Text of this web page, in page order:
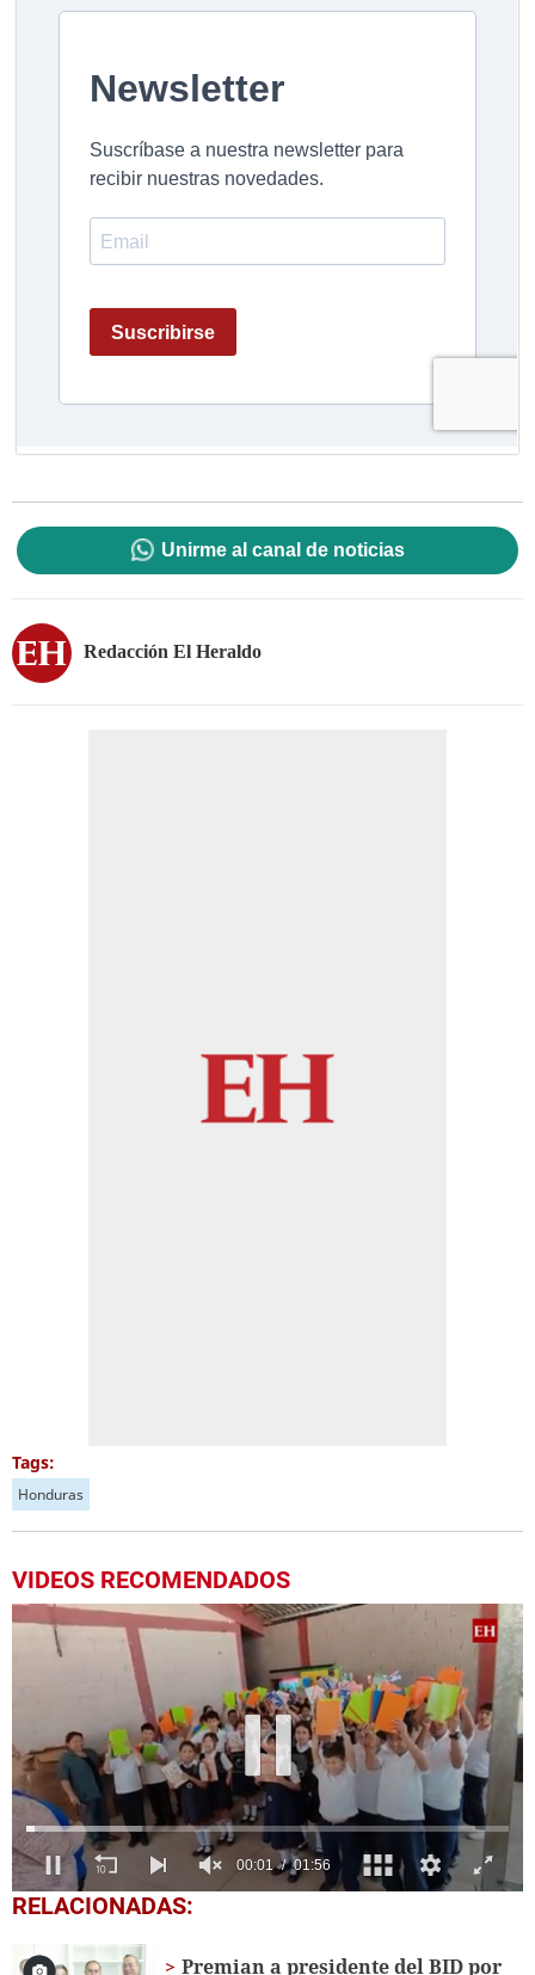
Unirme al canal de noticias
Redacción El Heraldo
Tags:
Honduras
VIDEOS RECOMENDADOS
0
seconds
RELACIONADAS:
Premian a presidente del BID por